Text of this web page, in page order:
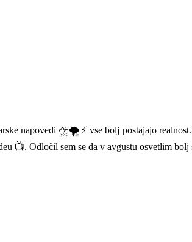
napovedi ⛈️🌪️⚡ vse bolj postajajo
📺. Odločil sem se da v avgustu osvetlim